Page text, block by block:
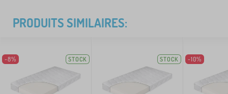
PRODUITS SIMILAIRES:
-8% STOCK STOCK -10%